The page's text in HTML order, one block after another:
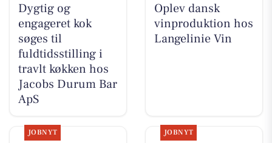
Dygtig og
engageret kok
søges til
fuldtidsstilling i
travlt køkken hos
Jacobs Durum Bar
ApS
Oplev dansk
vinproduktion hos
Langelinie Vin
JOBNYT JOBNYT